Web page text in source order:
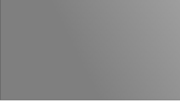
Mijn profiel